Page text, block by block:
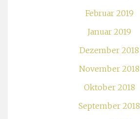
Februar 2019
Januar 2019
Dezember 2018
November 2018
Oktober 2018
September 2018